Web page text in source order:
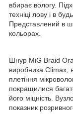
вбирає вологу.
техніці лову і в
Представлений в
кольорах.
Шнур MiG Braid
виробника Climax,
плетіння
покращилися
його міцність.
показник